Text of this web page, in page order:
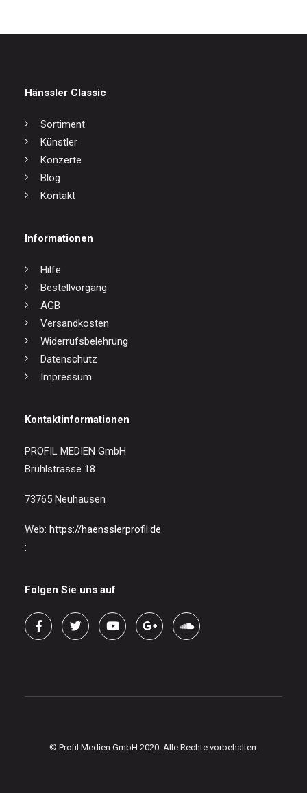
Hänssler Classic
Sortiment
Künstler
Konzerte
Blog
Kontakt
Informationen
Hilfe
Bestellvorgang
AGB
Versandkosten
Widerrufsbelehrung
Datenschutz
Impressum
Kontaktinformationen
PROFIL MEDIEN GmbH
Brühlstrasse 18
73765 Neuhausen
Web: https://haensslerprofil.de
:
Folgen Sie uns auf
© Profil Medien GmbH 2020. Alle Rechte vorbehalten.